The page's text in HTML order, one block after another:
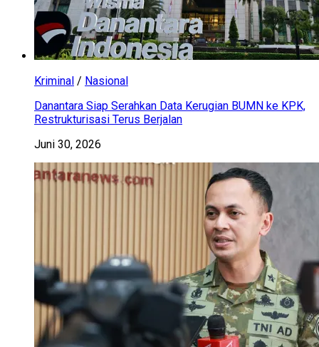
Kriminal / Nasional
Danantara Siap Serahkan Data Kerugian BUMN ke KPK,
Restrukturisasi Terus Berjalan
Juni 30, 2026